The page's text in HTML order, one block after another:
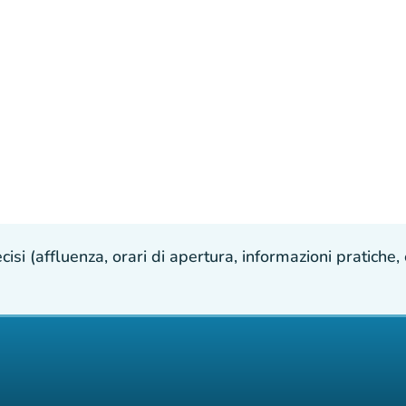
(affluenza, orari di apertura, informazioni pratiche,